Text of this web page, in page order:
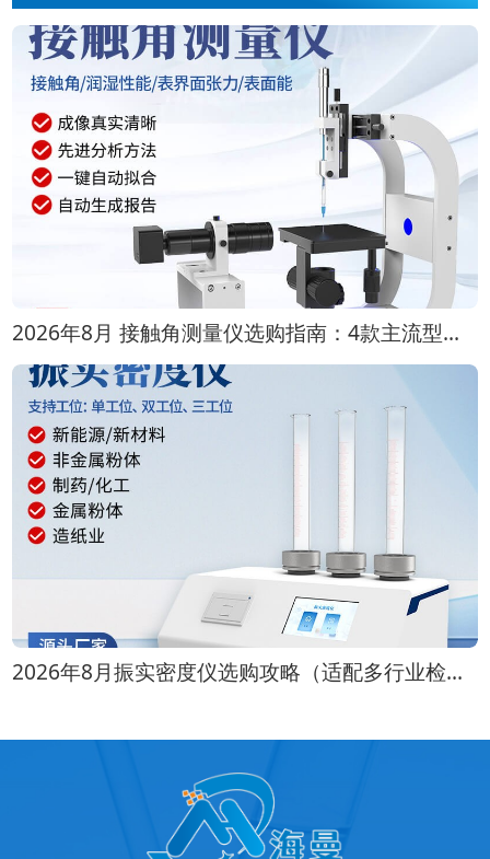
2026年8月 接触角测量仪选购指南：4款主流型号对比
2026年8月振实密度仪选购攻略（适配多行业检测场景）